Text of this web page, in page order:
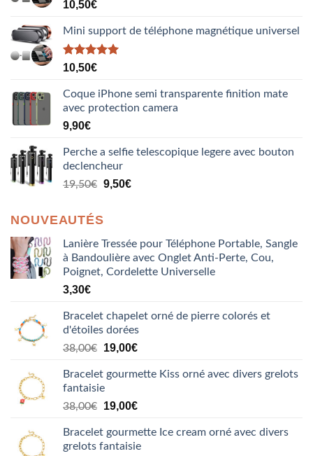
10,50€
Mini support de téléphone magnétique universel
Note5.00
10,50€
Coque iPhone semi transparente finition mate
avec protection camera
9,90€
Perche a selfie telescopique legere avec bouton
declencheur
19,50€ 9,50€
NOUVEAUTÉS
Lanière Tressée pour Téléphone Portable, Sangle
à Bandoulière avec Onglet Anti-Perte, Cou,
Poignet, Cordelette Universelle
3,30€
Bracelet chapelet orné de pierre colorés et
d'étoiles dorées
38,00€
Le
initial
était :
38,00€.
19,00€Le
actuel
19,00€.
Bracelet gourmette Kiss orné avec divers grelots
fantaisie
38,00€
Le
initial
était :
19,00€Le
actuel
est :
Bracelet gourmette Ice cream orné avec divers
grelots fantaisie